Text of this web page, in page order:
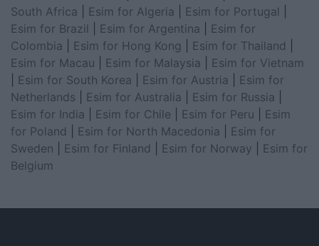
South Africa
Esim for Algeria Esim for Portugal
Esim for Brazil
Esim for Argentina
Esim for
Colombia
Esim for Hong Kong Esim for Thailand
Esim for Macau
Esim for Malaysia
Esim for Vietnam
Esim for South Korea Esim for Austria
Esim for
Netherlands
Esim for Australia Esim for Russia
Esim for India
Esim for Chile Esim for Peru
Esim
for Poland
Esim for North Macedonia
Esim for
Sweden
Esim for Finland Esim for Norway
Esim for
Belgium